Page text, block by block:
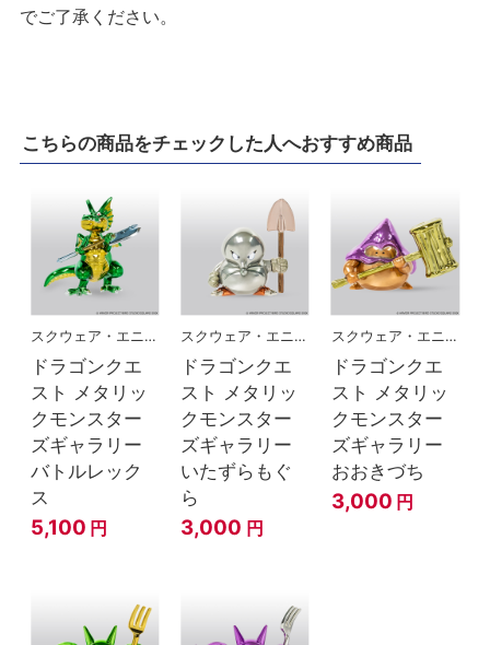
でご了承ください。
こちらの商品をチェックした人へおすすめ商品
スクウェア・エニックス
ドラゴンクエ
スト メタリッ
クモンスター
ズギャラリー
バトルレック
ス
5,100 円
スクウェア・エニックス
ドラゴンクエ
スト メタリッ
クモンスター
ズギャラリー
いたずらもぐ
ら
3,000 円
スクウェア・エニックス
ドラゴンクエ
スト メタリッ
クモンスター
ズギャラリー
おおきづち
3,000 円